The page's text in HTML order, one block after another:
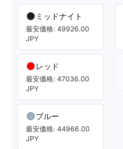
ミッドナイト
最安価格: 49926.00
JPY
レッド
最安価格: 47036.00
JPY
ブルー
最安価格: 44966.00
JPY